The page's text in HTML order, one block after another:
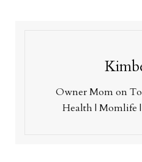
Owner Mom on
Health | Momlife